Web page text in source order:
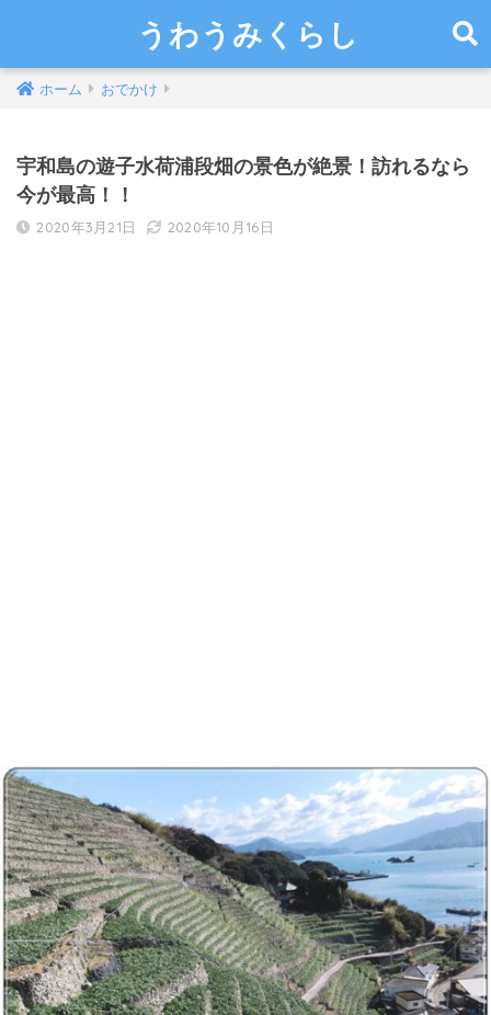
うわうみくらし
ホーム おでかけ
宇和島の遊子水荷浦段畑の景色が絶景！訪れるなら
今が最高！！
2020年3月21日 2020年10月16日